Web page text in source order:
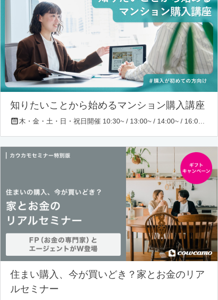
知りたいことから始めるマンション購入講座
住まい購入、今が買いどき？家とお金のリア
ルセミナー